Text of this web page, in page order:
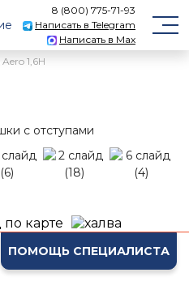
8 (800) 775-71-93
Написать в Telegram
Написать в Max
1,6Н
карте
ПОМОЩЬ СПЕЦИАЛИСТА